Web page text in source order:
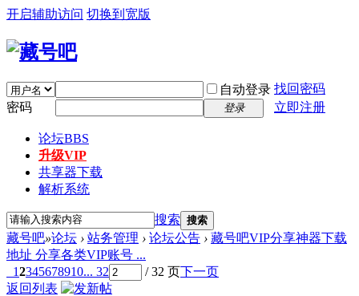
开启辅助访问 切换到宽版
自动登录 找回密码
密码
登录 立即注册
论坛BBS
升级VIP
共享器下载
解析系统
搜索 搜索
藏号吧»论坛 › 站务管理 › 论坛公告 › 藏号吧VIP分享神器下载
地址 分享各类VIP账号 ...
12345678910... 32 / 32 页下一页
返回列表